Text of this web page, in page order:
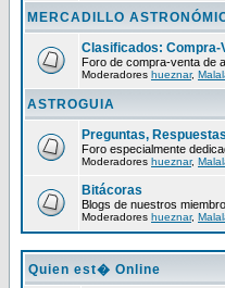
MERCADILLO
Clasificados: Compra-
Foro de compra-venta de
Moderadores hueznar,
ASTROGUIA
Preguntas,
Foro especialmente
Moderadores hueznar,
Bitácoras
Blogs de nuestros
Moderadores hueznar,
Quien est� Online